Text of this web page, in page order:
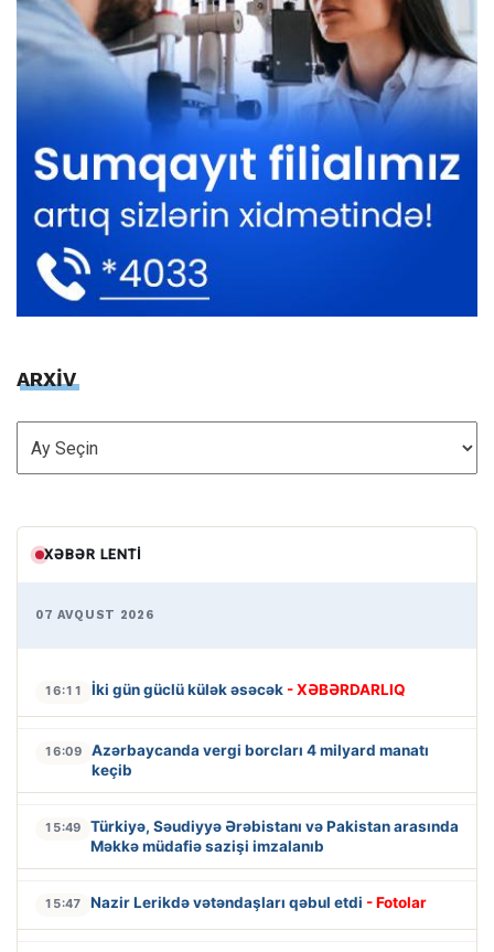
ARXİV
ARXİV
XƏBƏR LENTI
07 AVQUST 2026
16:11 İki gün güclü külək əsəcək - XƏBƏRDARLIQ
16:09
Azərbaycanda vergi borcları 4 milyard manatı
keçib
15:49
Türkiyə, Səudiyyə Ərəbistanı və Pakistan arasında
Məkkə müdafiə sazişi imzalanıb
15:47 Nazir Lerikdə vətəndaşları qəbul etdi - Fotolar